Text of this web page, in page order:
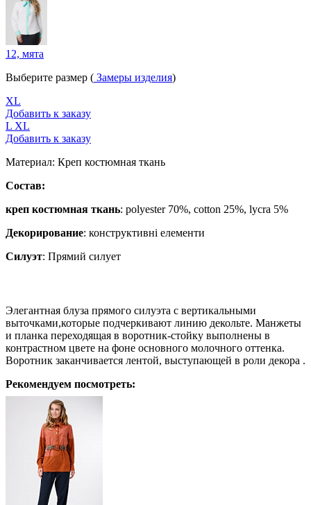
12, мята
Выберите размер ( Замеры изделия)
XL
Добавить к заказу
L XL
Добавить к заказу
Материал: Креп костюмная ткань
Состав:
креп костюмная ткань: polyester 70%, cotton 25%, lycra 5%
Декорирование: конструктивні елементи
Силуэт: Прямий силует
Элегантная блуза прямого силуэта с вертикальными
выточками,которые подчеркивают линию декольте. Манжеты
и планка переходящая в воротник-стойку выполнены в
контрастном цвете на фоне основного молочного оттенка.
Воротник заканчивается лентой, выступающей в роли декора .
Рекомендуем посмотреть: